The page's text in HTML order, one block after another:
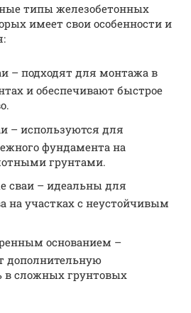
типы железобетонных
имеет свои особенности и
– подходят для монтажа в
и обеспечивают быстрое
– используются для
фундамента на
грунтами.
сваи – идеальны для
на участках с неустойчивым
основанием –
дополнительную
в сложных грунтовых